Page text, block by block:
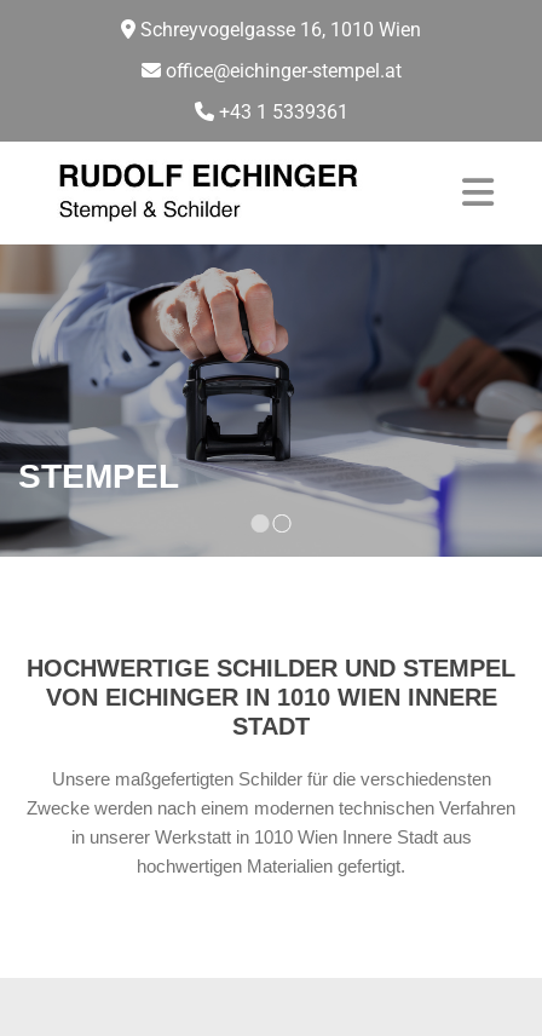
 Schreyvogelgasse 16, 1010 Wien
 office@eichinger-stempel.at
 +43 1 5339361
STEMPEL
HOCHWERTIGE SCHILDER UND STEMPEL
VON EICHINGER IN 1010 WIEN INNERE
STADT
Unsere maßgefertigten Schilder für die verschiedensten
Zwecke werden nach einem modernen technischen Verfahren
in unserer Werkstatt in 1010 Wien Innere Stadt aus
hochwertigen Materialien gefertigt.